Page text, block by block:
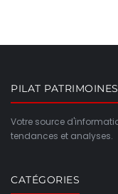
PILAT PATRIMOINES
Votre source
tendances et analyses.
CATÉGORIES